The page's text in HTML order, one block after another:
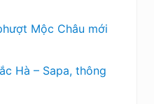
Mộc Châu mới
Hà – Sapa, thông